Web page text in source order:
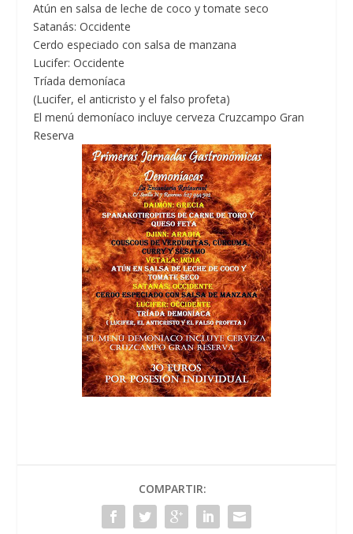
Atún en salsa de leche de coco y tomate seco
Satanás: Occidente
Cerdo especiado con salsa de manzana
Lucifer: Occidente
Tríada demoníaca
(Lucifer, el anticristo y el falso profeta)
El menú demoníaco incluye cerveza Cruzcampo Gran
Reserva
COMPARTIR: